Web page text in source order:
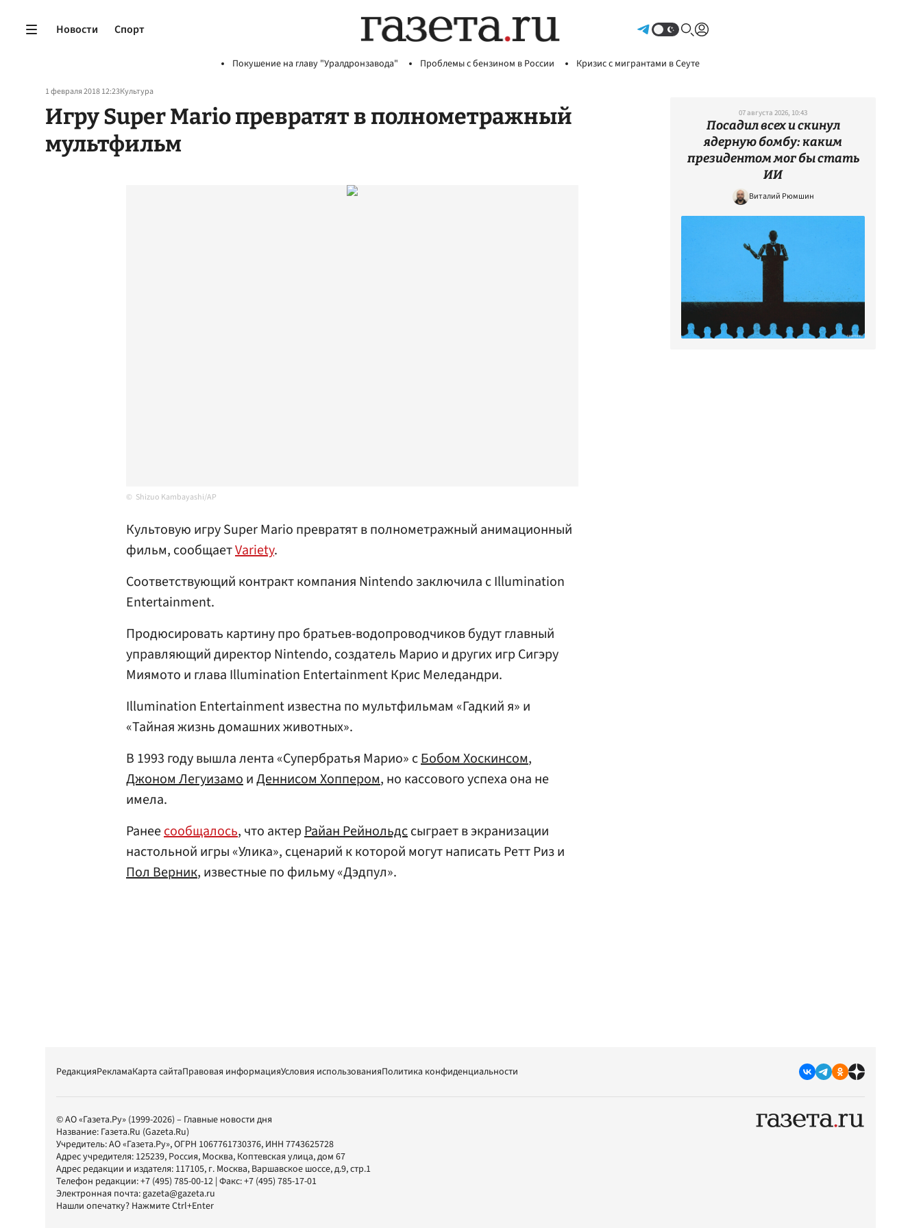
Новости Спорт
Покушение на главу "Уралдронзавода" Проблемы с бензином в России Кризис с мигрантами в Сеуте
1 февраля 2018 12:23Культура
Игру Super Mario превратят в полнометражный
мультфильм
Shizuo Kambayashi/AP
Культовую игру Super Mario превратят в полнометражный анимационный
фильм, сообщаетVariety.
Соответствующий контракт компания Nintendo заключила с Illumination
Entertainment.
Продюсировать картину про братьев-водопроводчиков будут главный
управляющий директор Nintendo, создатель Марио и других игр Сигэру
Миямото и глава Illumination Entertainment Крис Меледандри.
Illumination Entertainment известна по мультфильмам «Гадкий я» и
«Тайная жизнь домашних животных».
В 1993 году вышла лента «Супербратья Марио» сБобом Хоскинсом,
Джоном ЛегуизамоиДеннисом Хоппером, но кассового успеха она не
имела.
Ранеесообщалось, что актерРайан Рейнольдссыграет в экранизации
настольной игры «Улика», сценарий к которой могут написать Ретт Риз и
Пол Верник, известные по фильму «Дэдпул».
07 августа 2026, 10:43
Посадил всех и скинул
ядерную бомбу: каким
президентом мог бы стать
ИИ
Виталий Рюмшин
РедакцияРекламаКарта сайтаПравовая информацияУсловия использованияПолитика конфиденциальности
© АО «Газета.Ру» (1999-2026) – Главные новости дня
Название: Газета.Ru (Gazeta.Ru)
Учредитель:АО «Газета.Ру», ОГРН 1067761730376, ИНН 7743625728
Адрес учредителя: 125239, Россия, Москва, Коптевская улица, дом 67
Адрес редакции и издателя: 117105, г. Москва, Варшавское шоссе, д.9, стр.1
Телефон редакции:+7 (495) 785-00-12 | Факс:+7 (495) 785-17-01
Электронная почта:gazeta@gazeta.ru
Нашли опечатку? Нажмите Ctrl+Enter